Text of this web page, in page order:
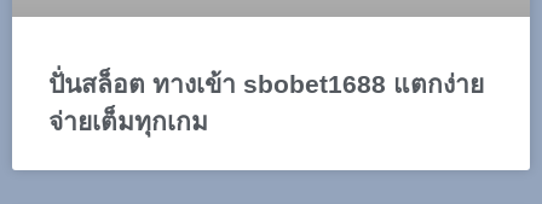
ปั่นสล็อต ทางเข้า sbobet1688 แตกง่าย
จ่ายเต็มทุกเกม